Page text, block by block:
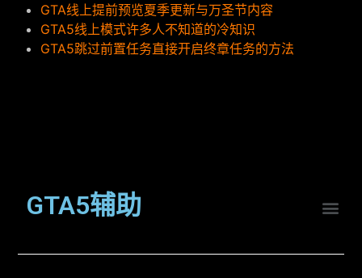
GTA线上提前预览夏季更新与万圣节内容
GTA5线上模式许多人不知道的冷知识
GTA5跳过前置任务直接开启终章任务的方法
GTA5辅助